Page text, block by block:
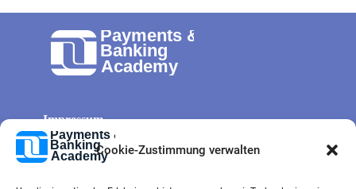
Cookie-Zustimmung verwalten
Impressum
Allg. Geschäftsbedingungen
Cookie-Richtlinie